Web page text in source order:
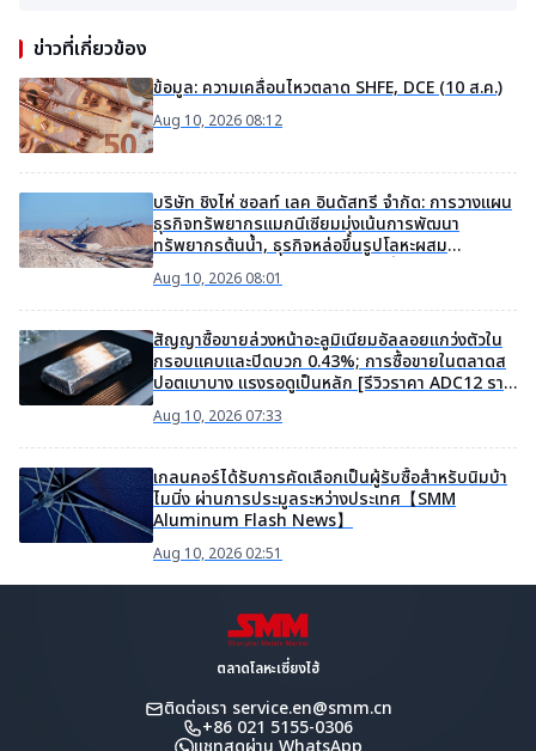
ข่าวที่เกี่ยวข้อง
ข้อมูล: ความเคลื่อนไหวตลาด SHFE, DCE (10 ส.ค.)
Aug 10, 2026 08:12
บริษัท ชิงไห่ ซอลท์ เลค อินดัสทรี จำกัด: การวางแผน
ธุรกิจทรัพยากรแมกนีเซียมมุ่งเน้นการพัฒนา
ทรัพยากรต้นน้ำ, ธุรกิจหล่อขึ้นรูปโลหะผสม
แมกนีเซียมของบริษัทย่อยยังอยู่ในขั้นตอนการบ่ม
เพาะและพัฒนา
Aug 10, 2026 08:01
สัญญาซื้อขายล่วงหน้าอะลูมิเนียมอัลลอยแกว่งตัวใน
กรอบแคบและปิดบวก 0.43%; การซื้อขายในตลาดส
ปอตเบาบาง แรงรอดูเป็นหลัก [รีวิวราคา ADC12 ราย
วัน]
Aug 10, 2026 07:33
เกลนคอร์ได้รับการคัดเลือกเป็นผู้รับซื้อสำหรับนิมบ้า
ไมนิ่ง ผ่านการประมูลระหว่างประเทศ【SMM
Aluminum Flash News】
Aug 10, 2026 02:51
ตลาดโลหะเซี่ยงไฮ้
ติดต่อเรา service.en@smm.cn
+86 021 5155-0306